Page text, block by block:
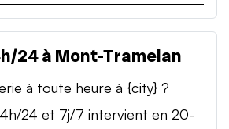
24 à Mont-Tramelan
à toute heure à {city} ?
24 et 7j/7 intervient en 20-